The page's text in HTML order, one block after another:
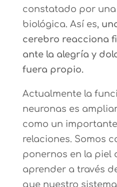
constatado por
biológica. Así es,
cerebro reacciona
ante la alegría y
fuera propio.
Actualmente la
neuronas es
como un
relaciones. Somos
ponernos en la piel
aprender a través
que nuestro